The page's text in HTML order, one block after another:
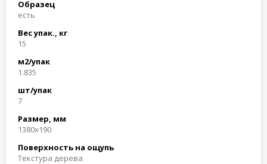
Образец
есть
Вес упак., кг
15
м2/упак
1.835
шт/упак
7
Размер, мм
1380x190
Поверхность на ощупь
Текстура дерева